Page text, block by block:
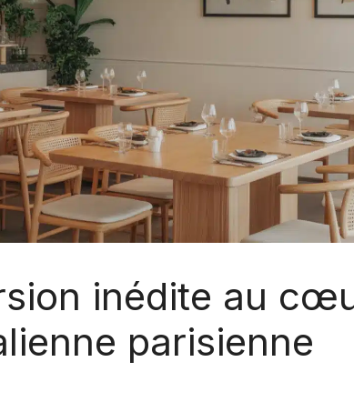
inédite au
parisienne